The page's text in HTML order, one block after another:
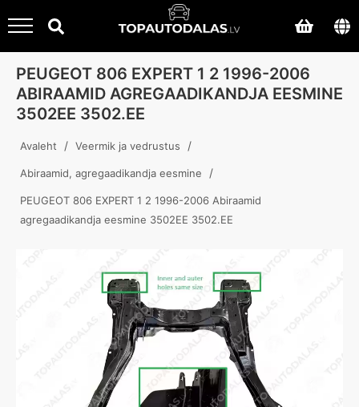
PEUGEOT 806 EXPERT 1 2 1996-2006
ABIRAAMID AGREGAADIKANDJA EESMINE
3502EE 3502.EE
Avaleht / Veermik ja vedrustus /
Abiraamid, agregaadikandja eesmine /
PEUGEOT 806 EXPERT 1 2 1996-2006 Abiraamid
agregaadikandja eesmine 3502EE 3502.EE